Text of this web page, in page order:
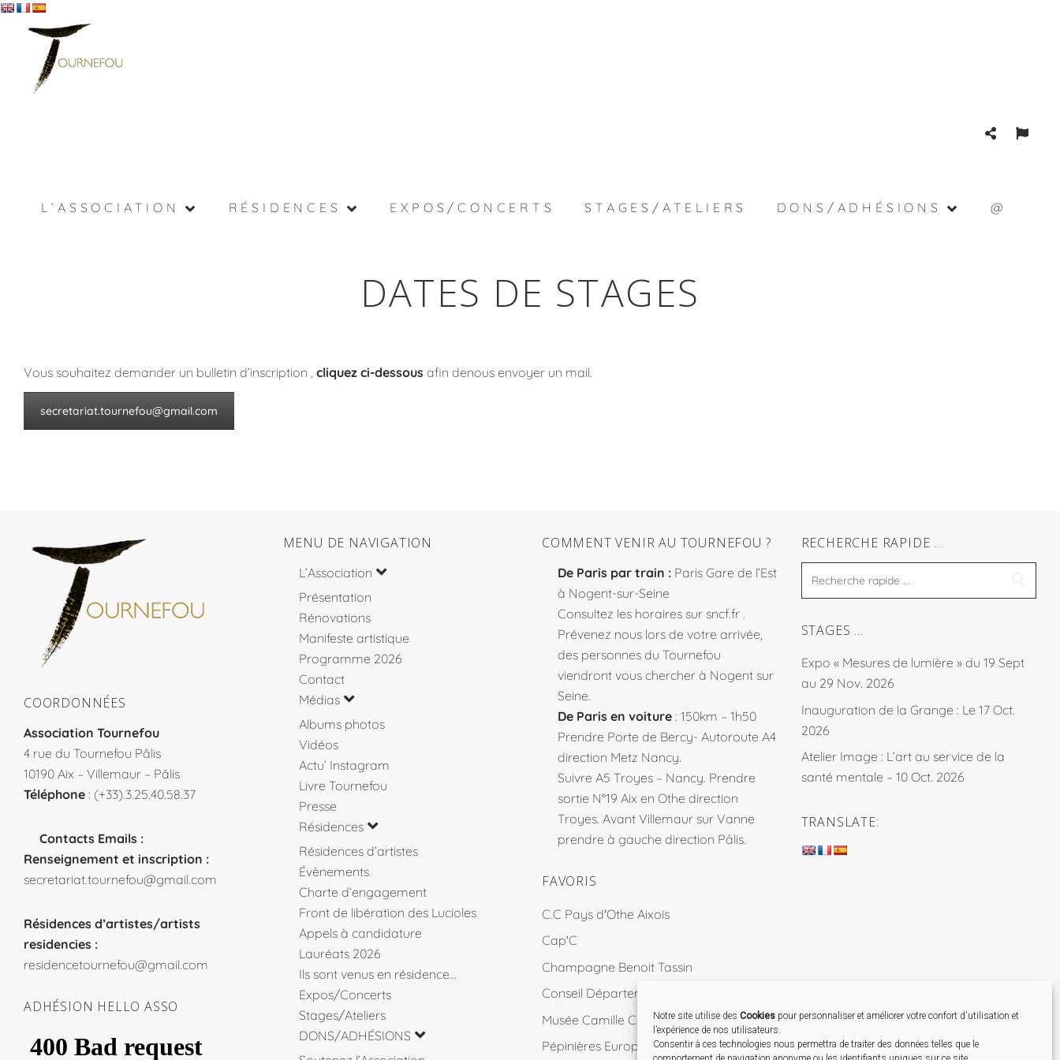
Notre site utilise des Cookies pour personnaliser et améliorer votre confort d'utilisation et
l’expérience de nos utilisateurs.
Consentir à ces technologies nous permettra de traiter des données telles que le
L’ASSOCIATION RÉSIDENCES EXPOS/CONCERTS STAGES/ATELIERS DONS/ADHÉSIONS @
DATES DE STAGES
Vous souhaitez demander un bulletin d’inscription , cliquez ci-dessous afin denous envoyer un mail.
secretariat.tournefou@gmail.com
COORDONNÉES
Association Tournefou
4 rue du Tournefou Pâlis
10190 Aix – Villemaur – Pâlis
Téléphone : (+33).3.25.40.58.37
Contacts Emails :
Renseignement et inscription :
secretariat.tournefou@gmail.com
Résidences d’artistes/artists
residencies :
residencetournefou@gmail.com
ADHÉSION HELLO ASSO
MENU DE NAVIGATION
L’Association
Présentation
Rénovations
Manifeste artistique
Programme 2026
Contact
Médias
Albums photos
Vidéos
Actu’ Instagram
Livre Tournefou
Presse
Résidences
Résidences d’artistes
Évènements
Charte d’engagement
Front de libération des Lucioles
Appels à candidature
Lauréats 2026
Ils sont venus en résidence…
Expos/Concerts
Stages/Ateliers
DONS/ADHÉSIONS
COMMENT VENIR AU TOURNEFOU ?
De Paris par train : Paris Gare de l’Est
à Nogent-sur-Seine
Consultez les horaires sur sncf.fr .
Prévenez nous lors de votre arrivée,
des personnes du Tournefou
viendront vous chercher à Nogent sur
Seine.
De Paris en voiture : 150km – 1h50
Prendre Porte de Bercy- Autoroute A4
direction Metz Nancy.
Suivre A5 Troyes – Nancy. Prendre
sortie N°19 Aix en Othe direction
Troyes. Avant Villemaur sur Vanne
prendre à gauche direction Pâlis.
FAVORIS
C.C Pays d'Othe Aixois
Cap'C
Champagne Benoit Tassin
Conseil Départemental 10
Musée Camille Claudel
Pépinières Européennes de Création
RECHERCHE RAPIDE …
STAGES …
Expo « Mesures de lumière » du 19 Sept
au 29 Nov. 2026
Inauguration de la Grange : Le 17 Oct.
2026
Atelier Image : L’art au service de la
santé mentale – 10 Oct. 2026
TRANSLATE: